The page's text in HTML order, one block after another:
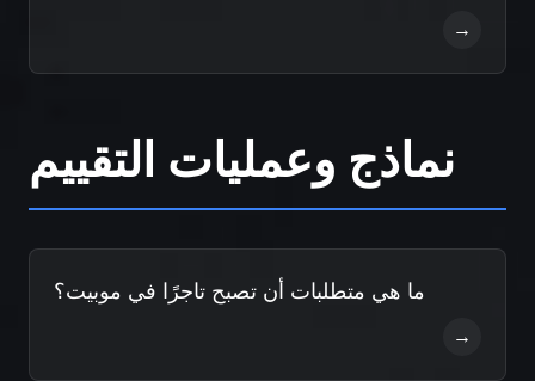
→
نماذج وعمليات التقييم
ما هي متطلبات أن تصبح تاجرًا في موبيت؟
→